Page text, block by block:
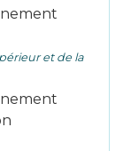
et de la